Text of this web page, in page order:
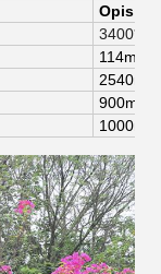
Opis
114mm
2540mm
900mm
1000mm